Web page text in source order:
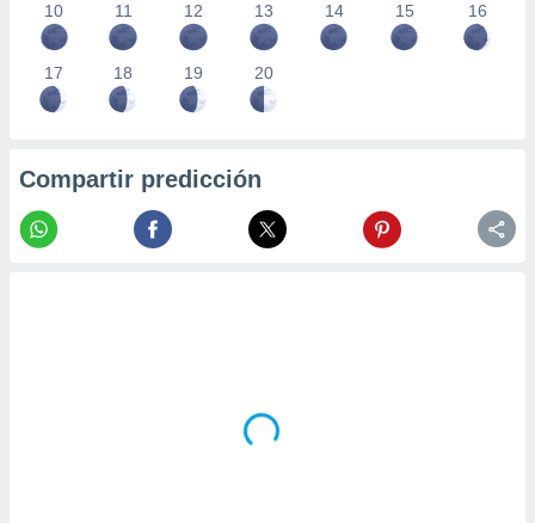
10 11 12 13 14 15 16
17 18 19 20
Compartir predicción